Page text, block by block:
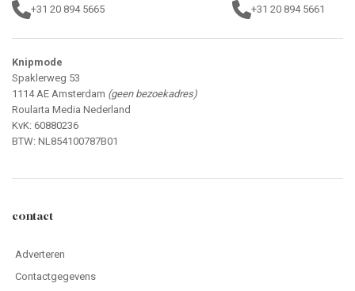
+31 20 894 5665 +31 20 894 5661
Knipmode
Spaklerweg 53
1114 AE Amsterdam (geen bezoekadres)
Roularta Media Nederland
KvK: 60880236
BTW: NL854100787B01
contact
Adverteren
Contactgegevens